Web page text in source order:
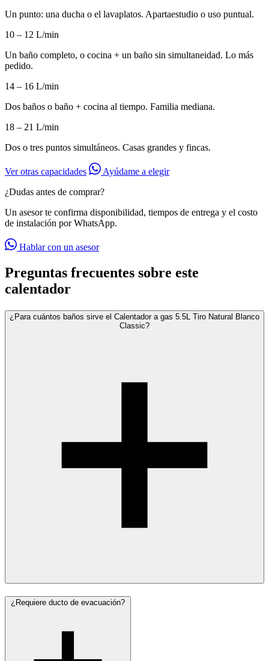
Un punto: una ducha o el lavaplatos. Apartaestudio o uso puntual.
10 – 12 L/min
Un baño completo, o cocina + un baño sin simultaneidad. Lo más
pedido.
14 – 16 L/min
Dos baños o baño + cocina al tiempo. Familia mediana.
18 – 21 L/min
Dos o tres puntos simultáneos. Casas grandes y fincas.
Ver otras capacidades
Ayúdame a elegir
¿Dudas antes de comprar?
Un asesor te confirma disponibilidad, tiempos de entrega y el costo
de instalación por WhatsApp.
Hablar con un asesor
Preguntas frecuentes sobre este
calentador
¿Para cuántos baños sirve el Calentador a gas 5.5L Tiro Natural Blanco
Classic?
¿Requiere ducto de evacuación?